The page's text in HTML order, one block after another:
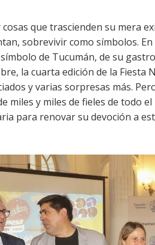
cosas que trascienden su mera
sobrevivir como símbolos.
de Tucumán, de su
la cuarta edición de la
y varias sorpresas más.
miles y miles de fieles de todo
para renovar su devoción a